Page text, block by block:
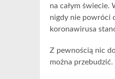
na całym
nigdy nie powróci
koronawirusa
Z pewnością nic
można przebudzić.